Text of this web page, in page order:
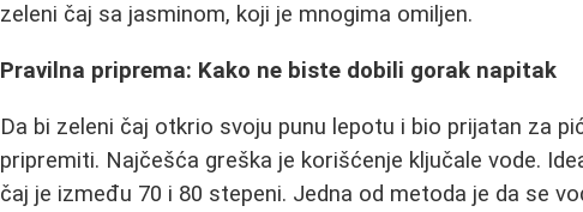
zeleni čaj sa jasminom, koji je mnogima omiljen.
Pravilna priprema: Kako ne biste dobili gorak napitak
Da bi zeleni čaj otkrio svoju punu lepotu i bio prijatan za
pripremiti. Najčešća greška je korišćenje ključale vode.
čaj je između 70 i 80 stepeni. Jedna od metoda je da se